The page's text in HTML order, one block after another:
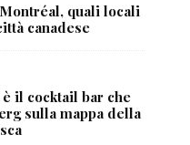
quali locali
canadese
il cocktail bar che
sulla mappa della